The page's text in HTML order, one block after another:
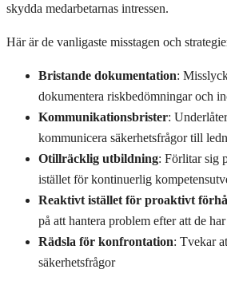
skydda medarbetarnas intressen.
Här är de vanligaste misstagen och
Bristande dokumentation:
dokumentera riskbedömningar och
Kommunikationsbrister:
kommunicera säkerhetsfrågor till
Otillräcklig utbildning: Förlitar sig
istället för kontinuerlig
Reaktivt istället för proaktivt
på att hantera problem efter att de
Rädsla för konfrontation: Tvekar
säkerhetsfrågor